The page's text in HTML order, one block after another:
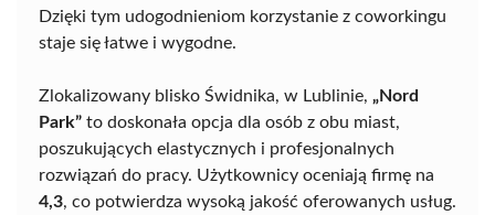
Dzięki tym udogodnieniom korzystanie z coworkingu
staje się łatwe i wygodne.
Zlokalizowany blisko Świdnika, w Lublinie, „Nord
Park” to doskonała opcja dla osób z obu miast,
poszukujących elastycznych i profesjonalnych
rozwiązań do pracy. Użytkownicy oceniają firmę na
4,3, co potwierdza wysoką jakość oferowanych usług.